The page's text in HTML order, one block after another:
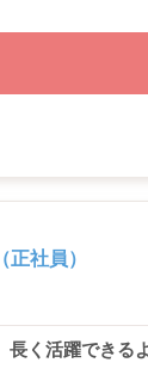
社員）
く活躍できる